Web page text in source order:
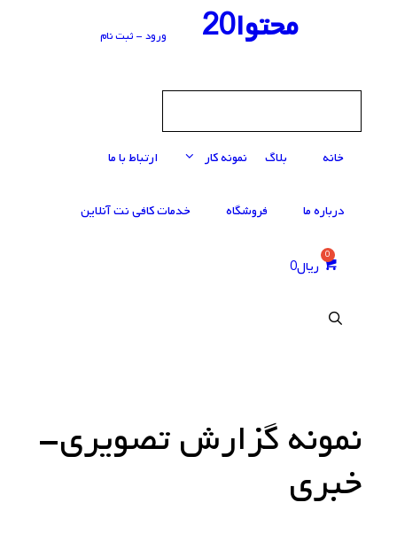
محتوا20 ورود - ثبت نام
خانه بلاگ نمونه کار ارتباط با ما
درباره ما فروشگاه خدمات کافی‌ نت آنلاین
ریال0
نمونه گزارش تصویری-
خبری